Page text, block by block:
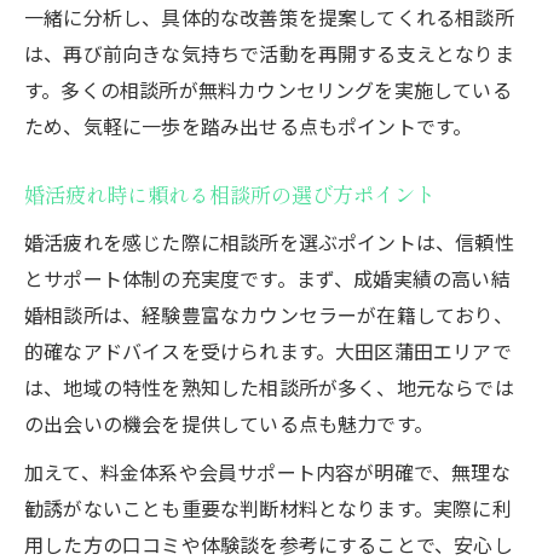
一緒に分析し、具体的な改善策を提案してくれる相談所
は、再び前向きな気持ちで活動を再開する支えとなりま
す。多くの相談所が無料カウンセリングを実施している
ため、気軽に一歩を踏み出せる点もポイントです。
婚活疲れ時に頼れる相談所の選び方ポイント
婚活疲れを感じた際に相談所を選ぶポイントは、信頼性
とサポート体制の充実度です。まず、成婚実績の高い結
婚相談所は、経験豊富なカウンセラーが在籍しており、
的確なアドバイスを受けられます。大田区蒲田エリアで
は、地域の特性を熟知した相談所が多く、地元ならでは
の出会いの機会を提供している点も魅力です。
加えて、料金体系や会員サポート内容が明確で、無理な
勧誘がないことも重要な判断材料となります。実際に利
用した方の口コミや体験談を参考にすることで、安心し